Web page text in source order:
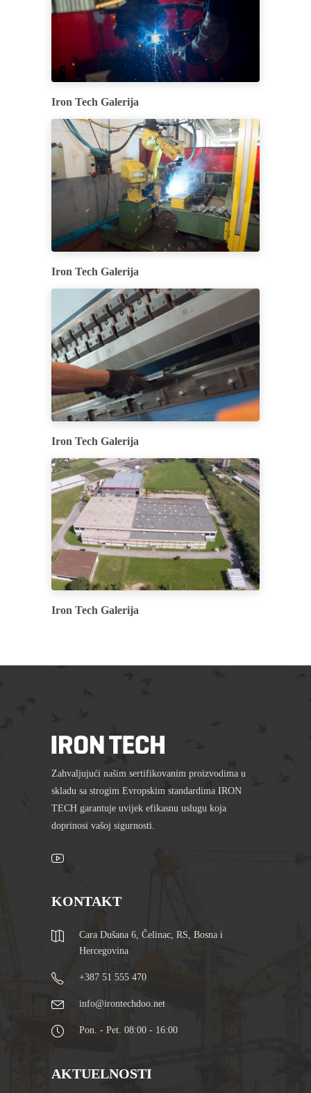
Iron Tech Galerija
Iron Tech Galerija
Iron Tech Galerija
Iron Tech Galerija
Zahvaljujući našim sertifikovanim proizvodima u
skladu sa strogim Evropskim standardima IRON
TECH garantuje uvijek efikasnu uslugu koja
doprinosi vašoj sigurnosti.
KONTAKT
Cara Dušana 6, Čelinac, RS, Bosna i
Hercegovina
+387 51 555 470
info@irontechdoo.net
Pon. - Pet. 08:00 - 16:00
AKTUELNOSTI